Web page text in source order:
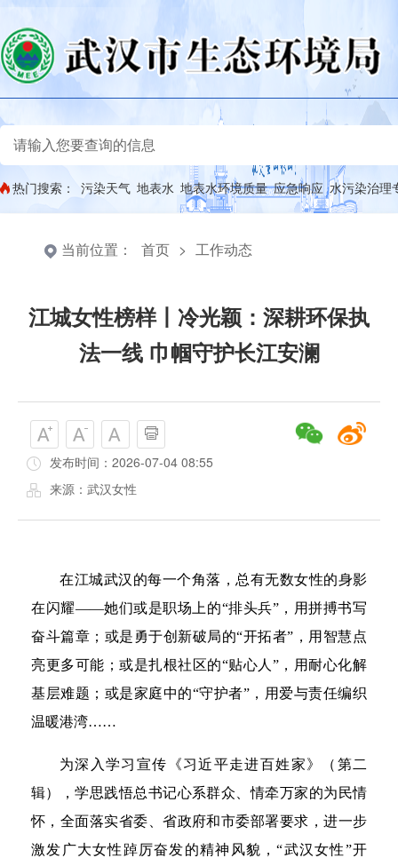
热门搜索： 污染天气 地表水 地表水环境质量 应急响应 水污染治理
当前位置： 首页 > 工作动态
江城女性榜样丨冷光颖：深耕环保执
法一线 巾帼守护长江安澜
发布时间：2026-07-04 08:55
来源：武汉女性
在江城武汉的每一个角落，总有无数女性的身影
在闪耀——她们或是职场上的“排头兵”，用拼搏书写
奋斗篇章；或是勇于创新破局的“开拓者”，用智慧点
亮更多可能；或是扎根社区的“贴心人”，用耐心化解
基层难题；或是家庭中的“守护者”，用爱与责任编织
温暖港湾……
为深入学习宣传《习近平走进百姓家》（第二
辑），学思践悟总书记心系群众、情牵万家的为民情
怀，全面落实省委、省政府和市委部署要求，进一步
激发广大女性踔厉奋发的精神风貌，“武汉女性”开